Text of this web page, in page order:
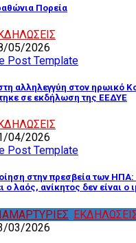
Πορεία
05/2026
αλληλεγγύη στον ηρωικό
σε εκδήλωση της ΕΕΔΥΕ
04/2026
στην πρεσβεία των
ο λαός, ανίκητος δεν είναι ο
03/2026